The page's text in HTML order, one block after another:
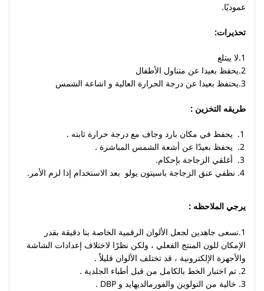
عموديًا.
تحذيرات:
1.لا يبتلع
2.يحفظ بعيدا عن متناول الأطفال
3.يحتفظ بعيدا عن درجة الحرارة العالية و اشاعة الشمس
طريقه التخزين :
يحفظ في مكان بارد وجاف مع درجة حرارة ثابته .
يحفظ بعيدًا عن أشعة الشمس المباشرة .
أغلقي الزجاجة بإحكام.
نظفي عنق الزجاجة باسيتون يولو بعد الاستخدام إذا لزم الأمر.
يرجي الملاحظه :
1.نسعى جاهدين لجعل الألوان الرقمية الخاصة بنا دقيقة بقدر
الإمكان للون المنتج الفعلي ، ولكن نظرًا لاختلاف إعدادات الشاشة
والأجهزة الإلكترونية ، قد تختلف الألوان قليلاً .
2. تم اختبار الخط بالكامل من قبل أطباء الجلدية .
3. خالية من التولوين والفورمالديهايد و DBP .